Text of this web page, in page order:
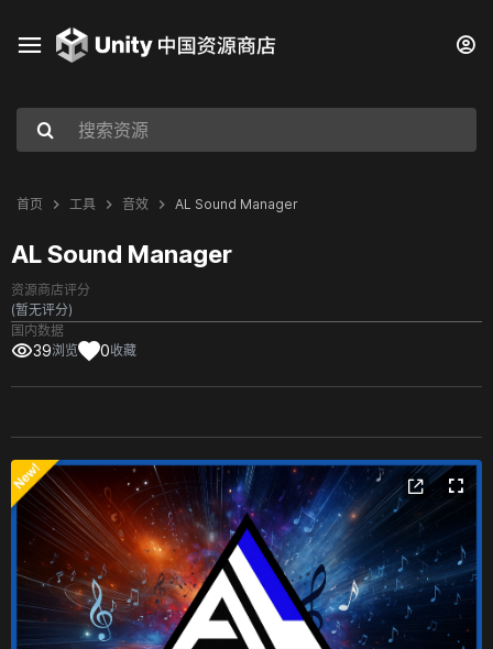
首页 工具 音效 AL Sound Manager
AL Sound Manager
资源商店评分
(暂无评分)
国内数据
39浏览 0收藏